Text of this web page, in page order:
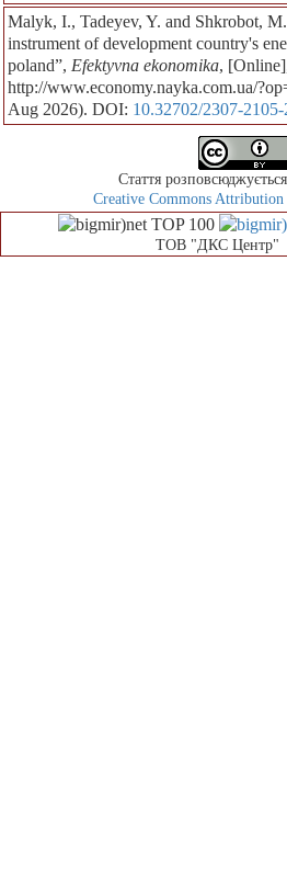
Malyk, I., Tadeyev, Y. and Shkrobot,
instrument of development country's
poland”, Efektyvna ekonomika,
http://www.economy.nayka.com.ua/
Aug 2026). DOI: 10.32702/2307-
Стаття
Creative Commons
ТОВ "ДКС Центр"